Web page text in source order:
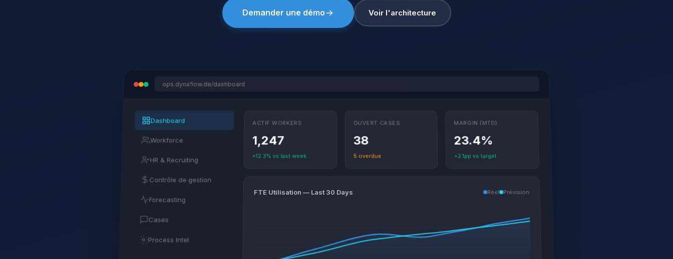
Demander une démo Voir l'architecture
ops.dynaflow.de/dashboard
Dashboard
Workforce
HR & Recruiting
Contrôle de gestion
Forecasting
Cases
Process Intel
ACTIF WORKERS
1,247
+12.3% vs last week
OUVERT CASES
38
5 overdue
MARGIN (MTD)
23.4%
+2.1pp vs target
FTE Utilisation — Last 30 Days Réel Prévision